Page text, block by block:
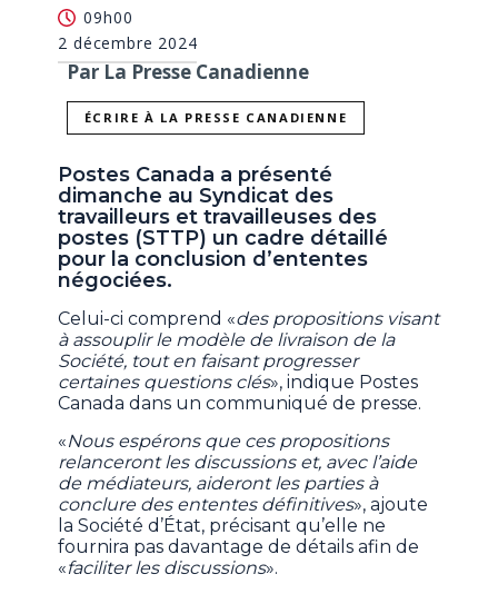
09h00
2 décembre 2024
Par La Presse Canadienne
ÉCRIRE À LA PRESSE CANADIENNE
Postes Canada a présenté
dimanche au Syndicat des
travailleurs et travailleuses des
postes (STTP) un cadre détaillé
pour la conclusion d’ententes
négociées.
Celui-ci comprend «des propositions visant
à assouplir le modèle de livraison de la
Société, tout en faisant progresser
certaines questions clés», indique Postes
Canada dans un communiqué de presse.
«Nous espérons que ces propositions
relanceront les discussions et, avec l’aide
de médiateurs, aideront les parties à
conclure des ententes définitives», ajoute
la Société d’État, précisant qu’elle ne
fournira pas davantage de détails afin de
«faciliter les discussions».